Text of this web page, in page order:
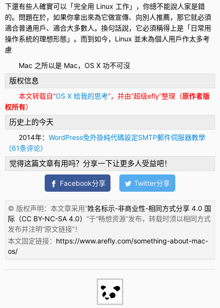
下還有些人確實可以「完全用 Linux 工作」，你總不能說人家是錯
的。問題在於，如果你拿出來為它做宣傳、向別人推薦，那它就必須
適合普通用戶、適合大多數人。換句話說，它必須稱得上是「日常用
操作系統的理想形態」。而到如今，Linux 並未為個人用戶作太多考
慮
Mac 之所以是 Mac，OS X 功不可沒
版权信息
本文转载自“OS X 给我的思考”，并由“超级efly”整理（原作者版
权所有）
历史上的今天
2014年： WordPress免外掛純代碼設定SMTP郵件伺服器教學
（61条评论）
觉得这篇文章有用吗？分享一下让更多人受益吧！
Facebook分享 Twitter分享
© 版权声明：本文章采用“姓名标示-非商业性-相同方式分享 4.0 国
际（CC BY-NC-SA 4.0） ”于“畅想资源”发布，转载时须以相同方式
发布并注明“原文链接”！
本文固定链接： https://www.arefly.com/something-about-mac-
os/